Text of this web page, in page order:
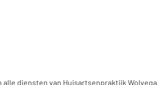
diensten van Huisartsenpraktijk Wolvega